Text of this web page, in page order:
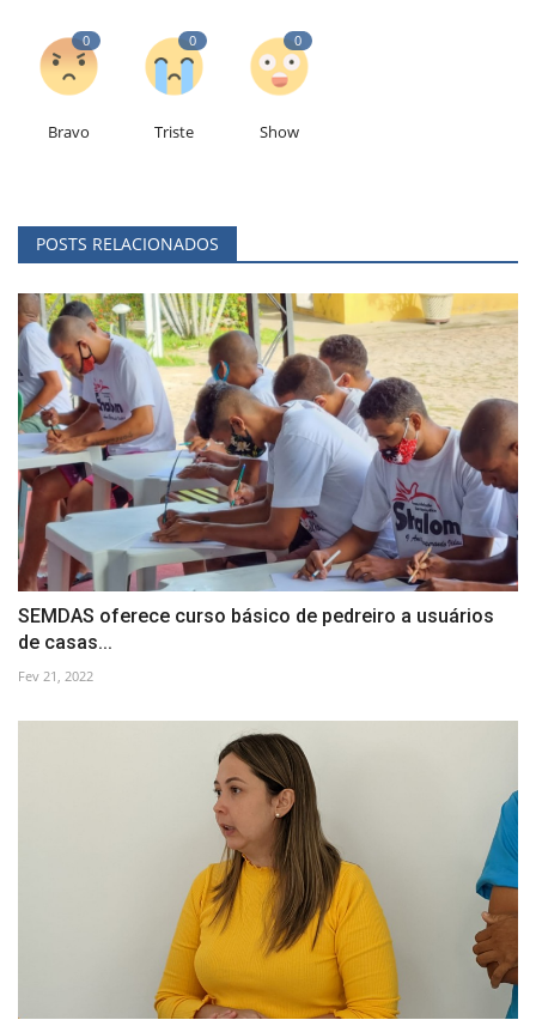
0
Bravo
0
Triste
0
Show
POSTS RELACIONADOS
SEMDAS oferece curso básico de pedreiro a usuários
de casas...
Fev 21, 2022